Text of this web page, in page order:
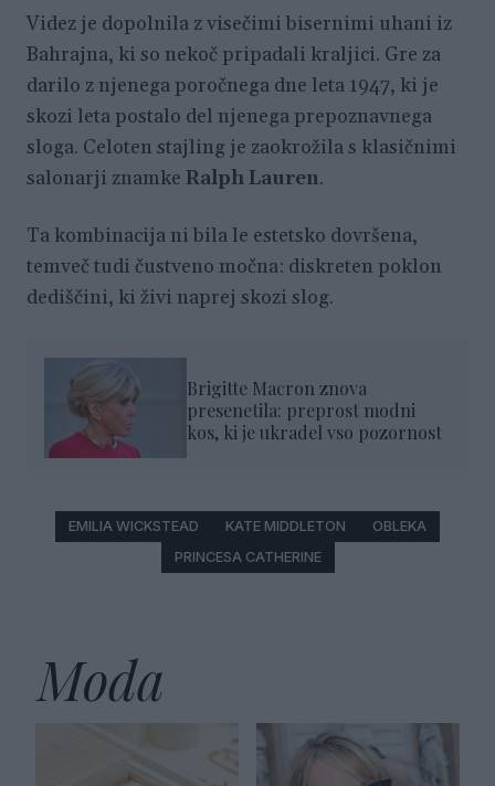
Videz je dopolnila z visečimi bisernimi uhani iz
Bahrajna, ki so nekoč pripadali kraljici. Gre za
darilo z njenega poročnega dne leta 1947, ki je
skozi leta postalo del njenega prepoznavnega
sloga. Celoten stajling je zaokrožila s klasičnimi
salonarji znamke Ralph Lauren.
Ta kombinacija ni bila le estetsko dovršena,
temveč tudi čustveno močna: diskreten poklon
dediščini, ki živi naprej skozi slog.
Brigitte Macron znova
presenetila: preprost modni
kos, ki je ukradel vso pozornost
EMILIA WICKSTEAD KATE MIDDLETON
OBLEKA
PRINCESA CATHERINE
Moda